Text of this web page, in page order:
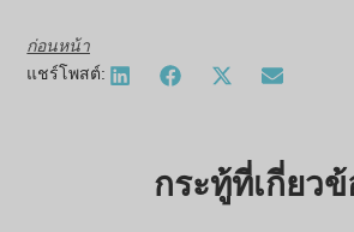
ก่อนหน้า
แชร์โพสต์:
กระทู้ที่เกี่ยวข้